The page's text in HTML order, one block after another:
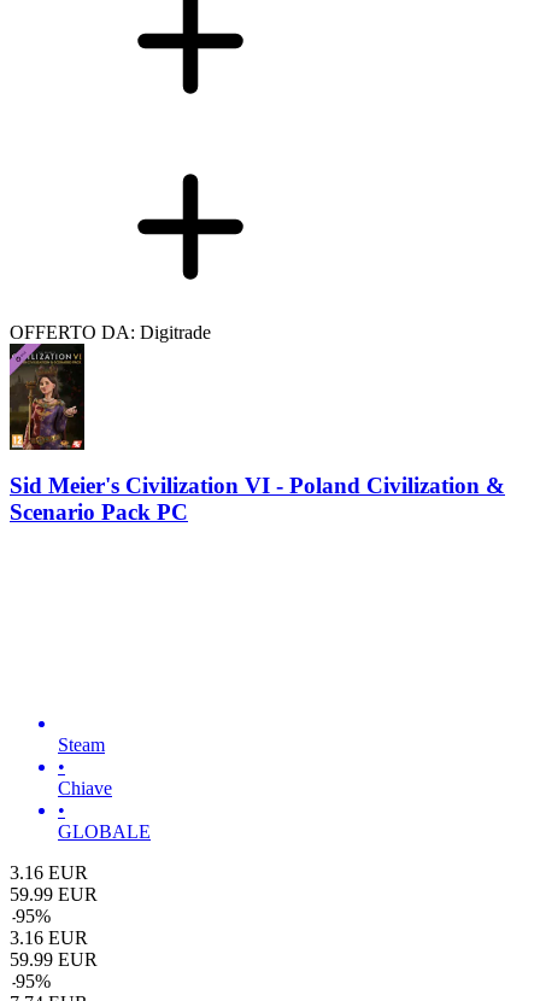
OFFERTO DA: Digitrade
Sid Meier's Civilization VI - Poland Civilization &
Scenario Pack PC
Steam
•
Chiave
•
GLOBALE
3.16 EUR
59.99 EUR
-95%
3.16 EUR
59.99 EUR
-95%